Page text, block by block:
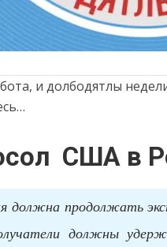
и долбодятлы
США в
должна продолжать
должны